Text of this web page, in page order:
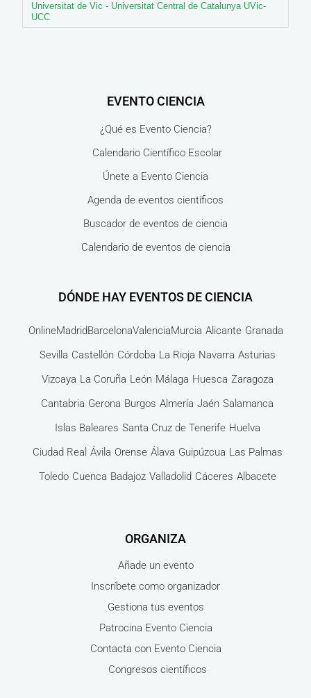
Universitat de Vic - Universitat Central de Catalunya UVic-
UCC
EVENTO CIENCIA
¿Qué es Evento Ciencia?
Calendario Científico Escolar
Únete a Evento Ciencia
Agenda de eventos científicos
Buscador de eventos de ciencia
Calendario de eventos de ciencia
DÓNDE HAY EVENTOS DE CIENCIA
OnlineMadridBarcelonaValenciaMurcia Alicante Granada
Sevilla Castellón Córdoba La Rioja Navarra Asturias
Vizcaya La Coruña León Málaga Huesca Zaragoza
Cantabria Gerona Burgos Almería Jaén Salamanca
Islas Baleares Santa Cruz de Tenerife Huelva
Ciudad Real Ávila Orense Álava Guipúzcua Las Palmas
Toledo Cuenca Badajoz Valladolid Cáceres Albacete
ORGANIZA
Añade un evento
Inscríbete como organizador
Gestiona tus eventos
Patrocina Evento Ciencia
Contacta con Evento Ciencia
Congresos científicos